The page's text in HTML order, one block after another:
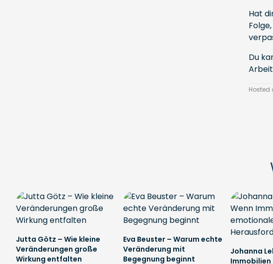
Hat
Du
Hosted
Jutta Götz – Wie kleine
Veränderungen große
Wirkung entfalten
Eva Beuster – Warum echte
Veränderung mit
Begegnung beginnt
Johanna
Immobilien